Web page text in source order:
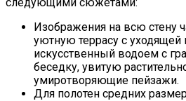
Изображения на всю стену
уютную террасу с уходящей
искусственный водоем с
беседку, увитую
умиротворяющие пейзажи.
Для полотен средних